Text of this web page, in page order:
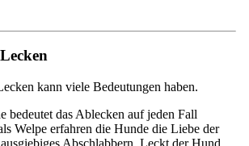
bedeutet das Ablecken auf jeden Fall
Welpe erfahren die Hunde die Liebe der